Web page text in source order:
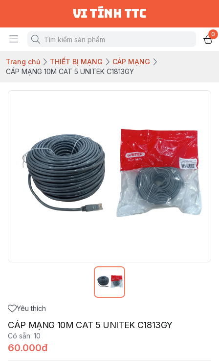
vi tính ttc
0
Trang chủ THIẾT BỊ MẠNG
CÁP MẠNG
CÁP MẠNG 10M CAT 5 UNITEK C1813GY
Yêu thích
CÁP MẠNG 10M CAT 5 UNITEK C1813GY
Có sẵn: 10
60.000đ